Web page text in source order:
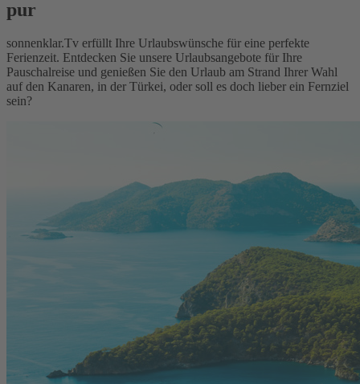
pur
sonnenklar.Tv erfüllt Ihre Urlaubswünsche für eine perfekte
Ferienzeit. Entdecken Sie unsere Urlaubsangebote für Ihre
Pauschalreise und genießen Sie den Urlaub am Strand Ihrer Wahl
auf den Kanaren, in der Türkei, oder soll es doch lieber ein Fernziel
sein?